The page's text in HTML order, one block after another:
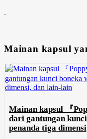
.
Mainan kapsul
Mainan kapsul 『
dari gantungan
penanda tiga